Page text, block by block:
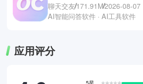
聊天交友171.91M2026-08-07
AI智能问答软件 · AI工具软件
应用评分